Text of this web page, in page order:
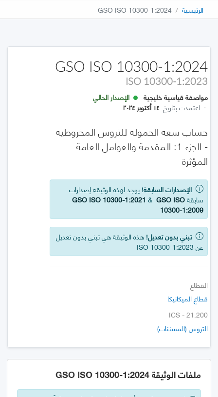
الرئيسية GSO ISO 10300-1:2024
GSO ISO 10300-1:2024
ISO 10300-1:2023
مواصفة قياسية خليجية
الإصدار الحالي
· اعتمدت بتاريخ ١٤ أكتوبر ٢٠٢٤
حساب سعة الحمولة للتروس المخروطية
- الجزء 1: المقدمة والعوامل العامة
المؤثرة
الإصدارات السابقة! يوجد لهذه الوثيقة إصدارات
سابقة
GSO ISO 10300-1:2021 & GSO ISO
10300-1:2009
تبني بدون تعديل! هذه الوثيقة هي تبني بدون تعديل
عن ISO 10300-1:2023
القطاع
قطاع الميكانيكا
ICS - 21.200
التروس (المسننات)
ملفات الوثيقة GSO ISO 10300-1:2024